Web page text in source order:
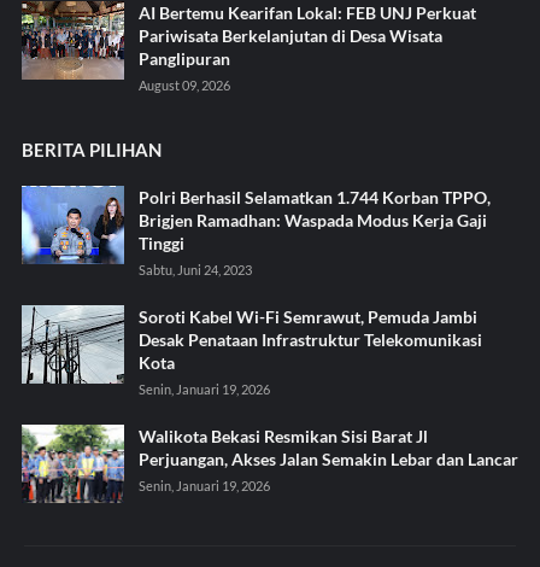
AI Bertemu Kearifan Lokal: FEB UNJ Perkuat
Pariwisata Berkelanjutan di Desa Wisata
Panglipuran
August 09, 2026
BERITA PILIHAN
Polri Berhasil Selamatkan 1.744 Korban TPPO,
Brigjen Ramadhan: Waspada Modus Kerja Gaji
Tinggi
Sabtu, Juni 24, 2023
Soroti Kabel Wi-Fi Semrawut, Pemuda Jambi
Desak Penataan Infrastruktur Telekomunikasi
Kota
Senin, Januari 19, 2026
Walikota Bekasi Resmikan Sisi Barat Jl
Perjuangan, Akses Jalan Semakin Lebar dan Lancar
Senin, Januari 19, 2026